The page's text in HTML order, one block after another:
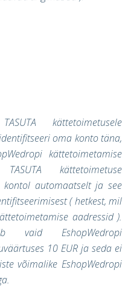
kättetoimetusele
oma konto täna,
kättetoimetamise
kättetoimetuse
kontol automaatselt ja see
( hetkest, mil
aadressid ).
vaid EshopWedropi
10 EUR ja seda ei
võimalike EshopWedropi